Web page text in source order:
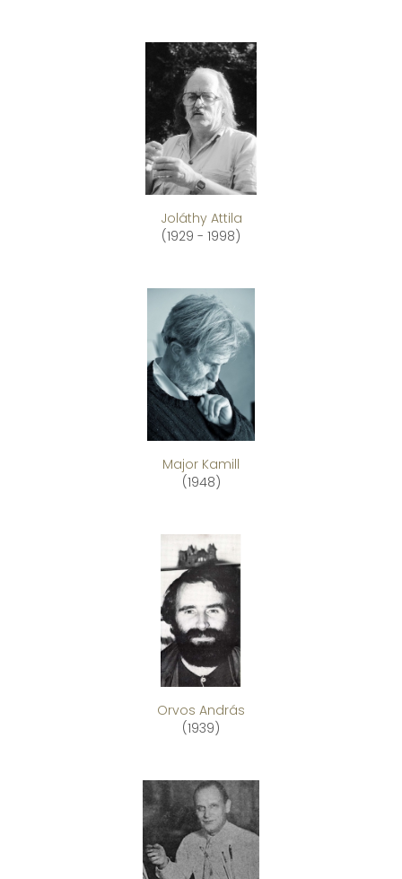
Joláthy Attila
(1929 - 1998)
Major Kamill
(1948)
Orvos András
(1939)